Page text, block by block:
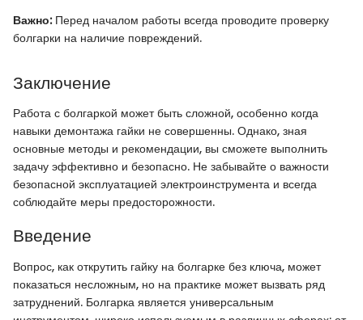
Важно:Перед началом работы всегда проводите проверку
болгарки на наличие повреждений.
Заключение
Работа с болгаркой может быть сложной, особенно когда
навыки демонтажа гайки не совершенны. Однако, зная
основные методы и рекомендации, вы сможете выполнить
задачу эффективно и безопасно. Не забывайте о важности
безопасной эксплуатацией электроинструмента и всегда
соблюдайте меры предосторожности.
Введение
Вопрос, как открутить гайку на болгарке без ключа, может
показаться несложным, но на практике может вызвать ряд
затруднений. Болгарка является универсальным